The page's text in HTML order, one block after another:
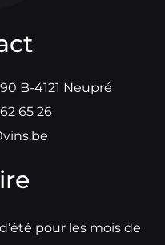
B-4121 Neupré
65 26
pour les mois de